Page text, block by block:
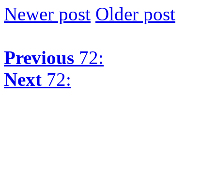
Newer post Older post
Previous 72:
Next 72: